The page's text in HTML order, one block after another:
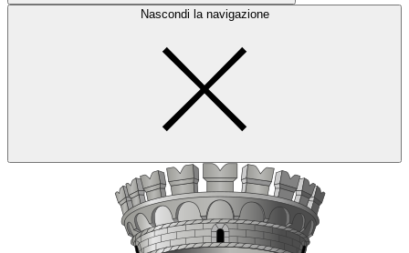
Nascondi la navigazione